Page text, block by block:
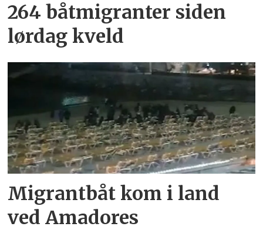
264 båtmigranter siden
lørdag kveld
Migrantbåt kom i land
ved Amadores